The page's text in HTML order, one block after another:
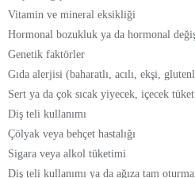
Vitamin ve mineral eksikliği
Hormonal bozukluk ya da hormonal
Genetik faktörler
Gıda alerjisi (baharatlı, acılı, ekşi,
Sert ya da çok sıcak yiyecek, içecek
Diş teli kullanımı
Çölyak veya behçet hastalığı
Sigara veya alkol tüketimi
Diş teli kullanımı ya da ağıza tam